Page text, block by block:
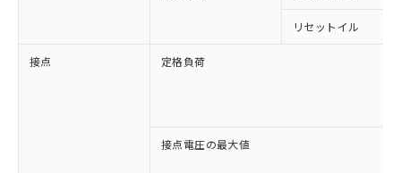
リセットイル
接点 定格負荷
接点電圧の最大値